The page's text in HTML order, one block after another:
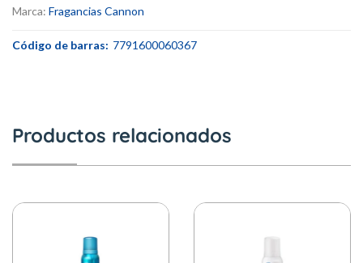
Marca: Fragancias Cannon
Código de barras: 7791600060367
Productos relacionados